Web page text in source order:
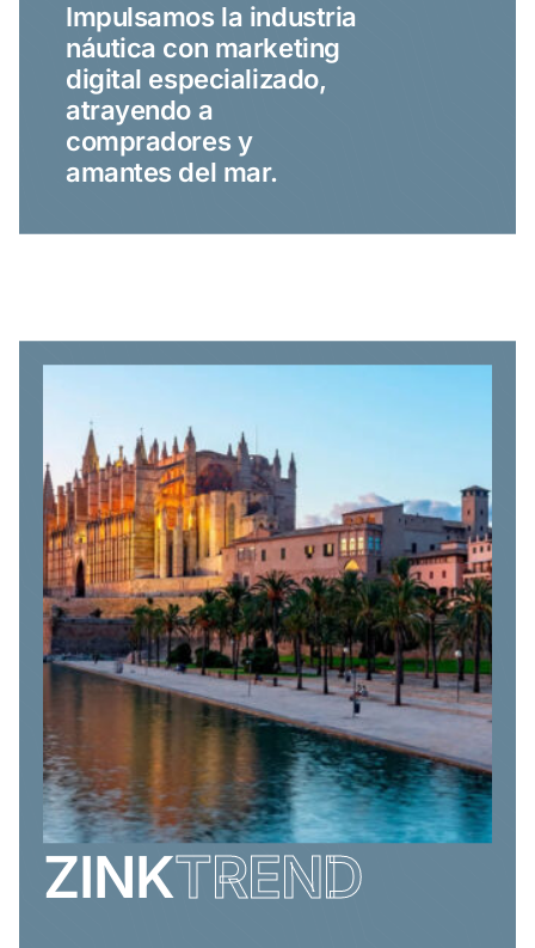
Impulsamos la industria
náutica con marketing
digital especializado,
atrayendo a
compradores y
amantes del mar.
ZINKTREND